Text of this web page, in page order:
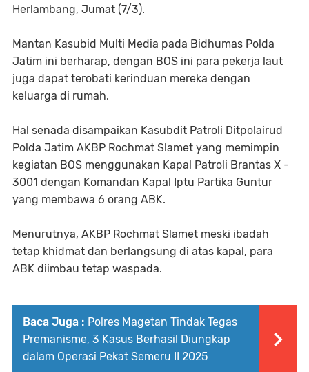
Herlambang, Jumat (7/3).
Mantan Kasubid Multi Media pada Bidhumas Polda
Jatim ini berharap, dengan BOS ini para pekerja laut
juga dapat terobati kerinduan mereka dengan
keluarga di rumah.
Hal senada disampaikan Kasubdit Patroli Ditpolairud
Polda Jatim AKBP Rochmat Slamet yang memimpin
kegiatan BOS menggunakan Kapal Patroli Brantas X -
3001 dengan Komandan Kapal Iptu Partika Guntur
yang membawa 6 orang ABK.
Menurutnya, AKBP Rochmat Slamet meski ibadah
tetap khidmat dan berlangsung di atas kapal, para
ABK diimbau tetap waspada.
Baca Juga : Polres Magetan Tindak Tegas
Premanisme, 3 Kasus Berhasil Diungkap
dalam Operasi Pekat Semeru II 2025